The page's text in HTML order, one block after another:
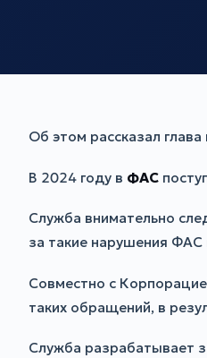
Об этом рассказал
В 2024 году в ФАС
Служба внимательно
за такие нарушения
Совместно с
таких обращений, в
Служба разрабатывает